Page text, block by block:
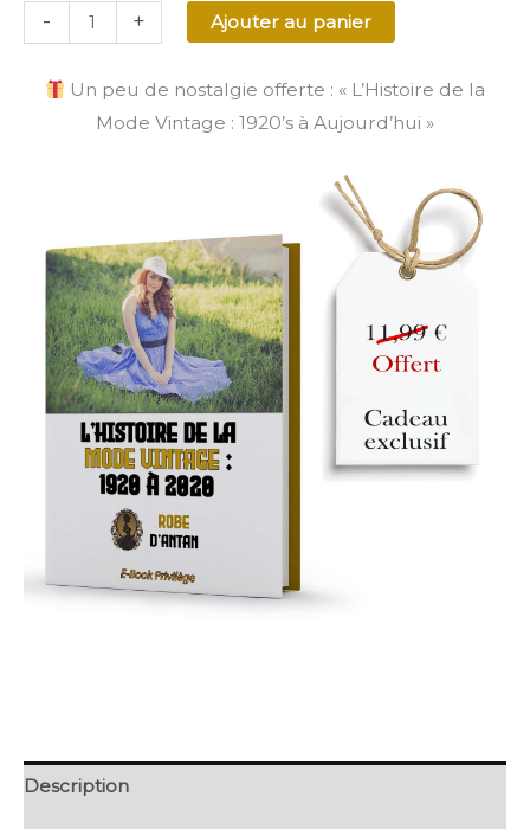
- + Ajouter au panier
Un peu de nostalgie offerte : « L’Histoire de la
Mode Vintage : 1920’s à Aujourd’hui »
Description